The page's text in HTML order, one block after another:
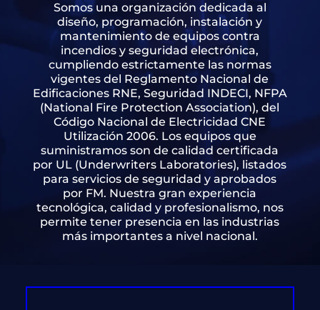
Somos una organización dedicada al
diseño, programación, instalación y
mantenimiento de equipos contra
incendios y seguridad electrónica,
cumpliendo estrictamente las normas
vigentes del Reglamento Nacional de
Edificaciones RNE, Seguridad INDECI, NFPA
(National Fire Protection Association), del
Código Nacional de Electricidad CNE
Utilización 2006. Los equipos que
suministramos son de calidad certificada
por UL (Underwriters Laboratories), listados
para servicios de seguridad y aprobados
por FM. Nuestra gran experiencia
tecnológica, calidad y profesionalismo, nos
permite tener presencia en las industrias
más importantes a nivel nacional.